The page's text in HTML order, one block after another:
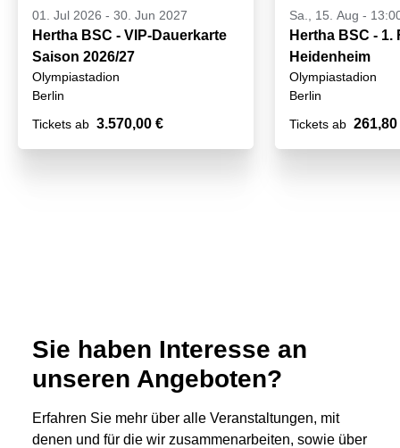
01. Jul 2026 - 30. Jun 2027
Hertha BSC - VIP-Dauerkarte
Saison 2026/27
Olympiastadion
Berlin
Tickets ab 3.570,00 €
Sa., 15. Aug -
Hertha BSC - 1.
Heidenheim
Olympiastadion
Berlin
Tickets ab 261,80
Sie haben Interesse an
unseren Angeboten?
Erfahren Sie mehr über alle Veranstaltungen, mit
denen und für die wir zusammenarbeiten, sowie über